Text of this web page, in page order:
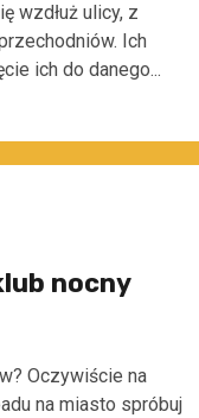
wzdłuż ulicy, z
Ich
ich do danego...
nocny
Oczywiście na
na miasto spróbuj